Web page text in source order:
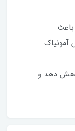
آمونیاک
دهد و